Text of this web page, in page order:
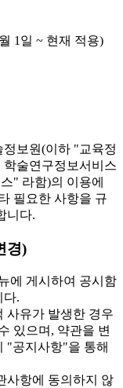
1일 ~ 현재 적용)
보원(이하 "교육정
학술연구정보서비스
" 라함)의 이용에
필요한 사항을 규
니다.
경)
에 게시하여 공시함
다.
유가 발생한 경우
있으며, 약관을 변
"공지사항"을 통해
사항에 동의하지 않